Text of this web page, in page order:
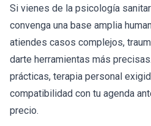
Si vienes de la psicología
convenga una base amplia
atiendes casos complejos,
darte herramientas más
prácticas, terapia personal
compatibilidad con tu agenda
precio.